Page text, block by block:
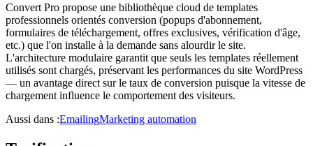
Convert Pro propose une bibliothèque cloud de templates
professionnels orientés conversion (popups d'abonnement,
formulaires de téléchargement, offres exclusives, vérification d'âge,
etc.) que l'on installe à la demande sans alourdir le site.
L'architecture modulaire garantit que seuls les templates réellement
utilisés sont chargés, préservant les performances du site WordPress
— un avantage direct sur le taux de conversion puisque la vitesse de
chargement influence le comportement des visiteurs.
Aussi dans :EmailingMarketing automation